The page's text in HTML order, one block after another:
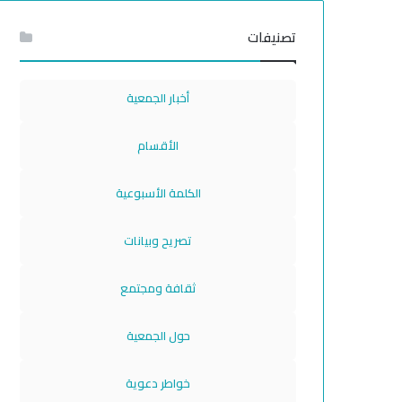
تصنيفات
أخبار الجمعية
الأقسام
الكلمة الأسبوعية
تصريح وبيانات
ثقافة ومجتمع
حول الجمعية
خواطر دعوية